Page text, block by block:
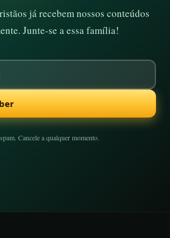
já recebem nossos conteúdos
Junte-se a essa família!
Cancele a qualquer momento.